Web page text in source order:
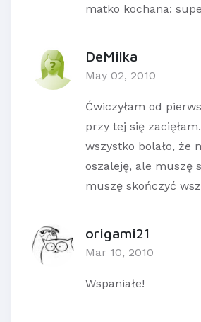
matko kochana:
DeMilka
May 02, 2010
Ćwiczyłam od
przy tej się
wszystko bolało, że
oszaleję, ale muszę
muszę skończyć
origami21
Mar 10, 2010
Wspaniałe!